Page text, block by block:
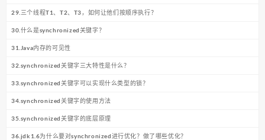
29.三个线程T1、T2、T3，如何让他们按顺序执行？
30.什么是synchronized关键字？
31.Java内存的可见性
32.synchronized关键字三大特性是什么？
33.synchronized关键字可以实现什么类型的锁？
34.synchronized关键字的使用方法
35.synchronized关键字的底层原理
36.jdk1.6为什么要对synchronized进行优化？做了哪些优化？